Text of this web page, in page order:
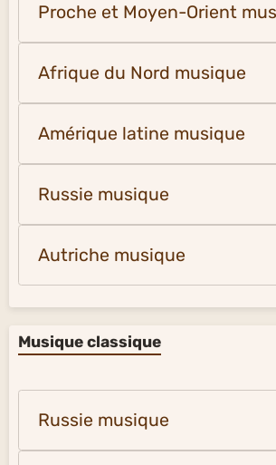
Proche et Moyen-Orient
Afrique du Nord musique
Amérique latine musique
Russie musique
Autriche musique
Musique classique
Russie musique